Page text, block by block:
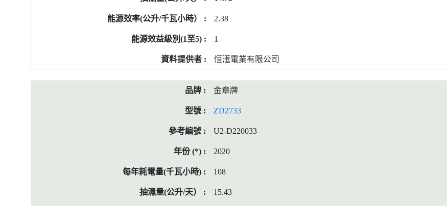
2.38
1
恒滙電業有限公司
金章牌
ZD2733
U2-D220033
2020
108
15.43